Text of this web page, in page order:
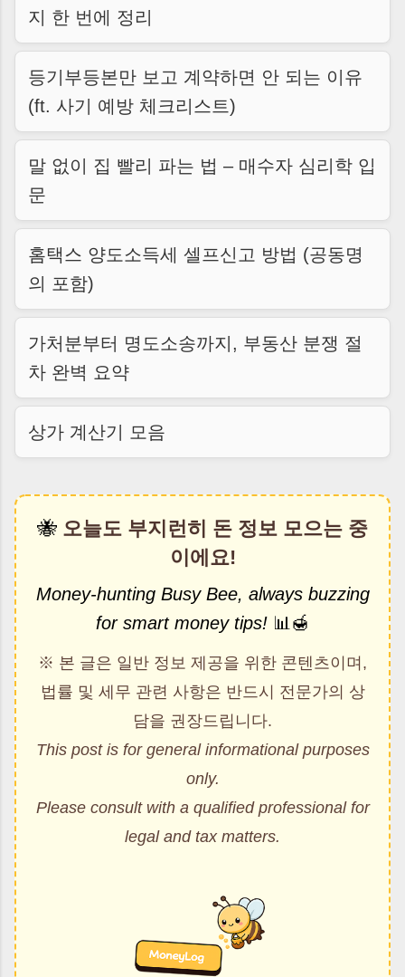
지 한 번에 정리
등기부등본만 보고 계약하면 안 되는 이유
(ft. 사기 예방 체크리스트)
말 없이 집 빨리 파는 법 – 매수자 심리학 입
문
홈택스 양도소득세 셀프신고 방법 (공동명
의 포함)
가처분부터 명도소송까지, 부동산 분쟁 절
차 완벽 요약
상가 계산기 모음
🐝 오늘도 부지런히 돈 정보 모으는 중
이에요!
Money-hunting Busy Bee, always buzzing
for smart money tips! 📊🍯
※ 본 글은 일반 정보 제공을 위한 콘텐츠이며,
법률 및 세무 관련 사항은 반드시 전문가의 상
담을 권장드립니다.
This post is for general informational purposes
only.
Please consult with a qualified professional for
legal and tax matters.